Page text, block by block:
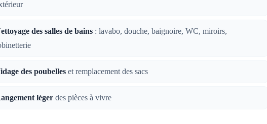
des salles de bains : lavabo, douche, baignoire, WC, miroirs,
des poubelles et remplacement des sacs
léger des pièces à vivre